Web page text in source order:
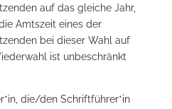
auf das gleiche Jahr,
Amtszeit eines der
bei dieser Wahl auf
ist unbeschränkt
die/den Schriftführer*in